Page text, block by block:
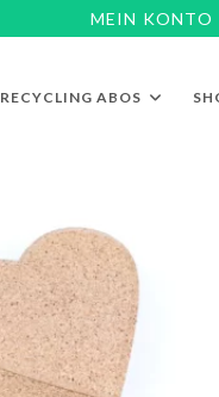
MEIN KONTO
RECYCLING ABOS